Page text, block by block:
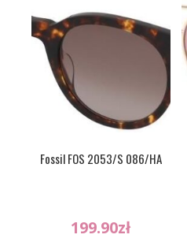
Fossil FOS 2053/S 086/HA
199.90zł